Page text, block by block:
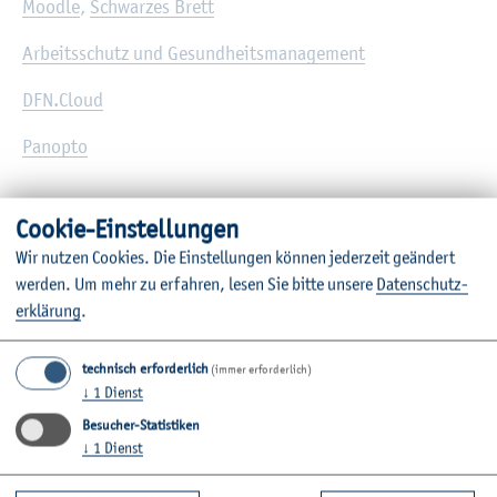
Mood­le, Schwar­zes Brett
Ar­beits­schutz und Ge­sund­heits­ma­nage­ment
DFN.​Cloud
Pan­op­to
Wei­ter­füh­ren­de In­for­ma­tio­nen
Kontakt
Unsere Fachbereiche
Coo­kie-Ein­stel­lun­gen
Wir nut­zen Coo­kies. Die Ein­stel­lun­gen kön­nen je­der­zeit ge­än­dert
wer­den. Um mehr zu er­fah­ren, lesen Sie bitte un­se­re Da­ten­schut­z­
er­klä­rung.
technisch erforderlich (immer erforderlich)
↓ 1 Dienst
Besucher-Statistiken
↓ 1 Dienst